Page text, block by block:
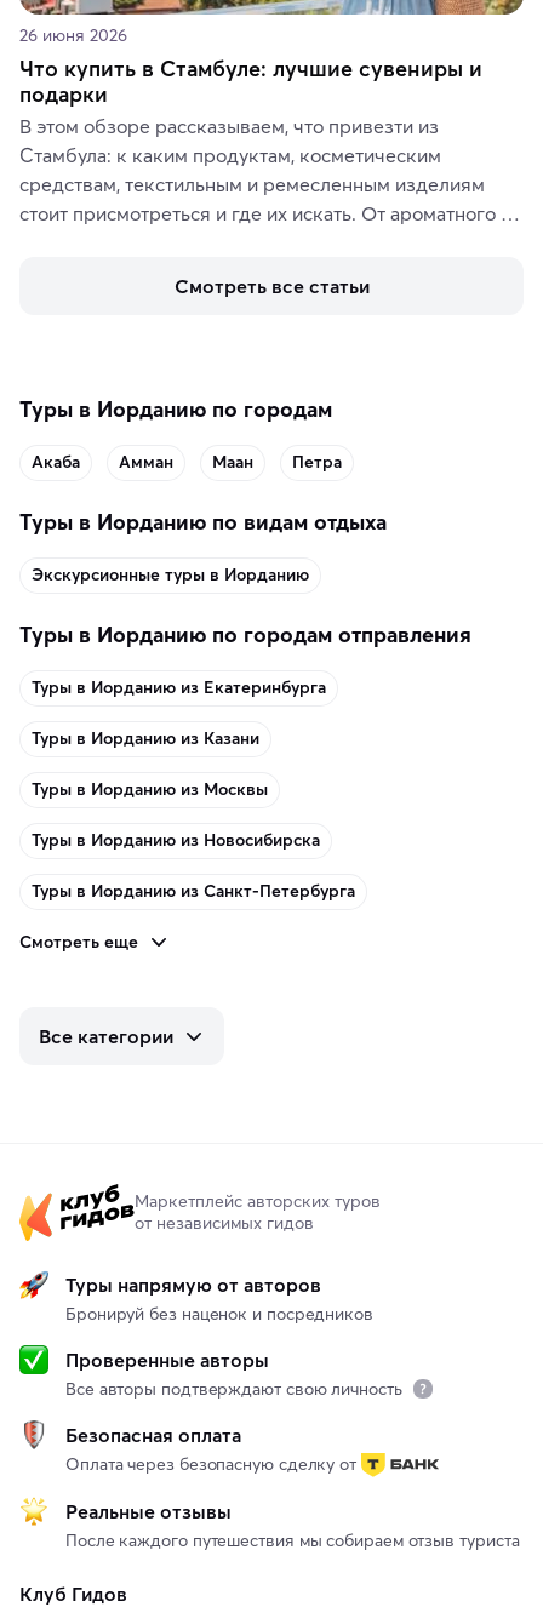
26 июня 2026
Что купить в Стамбуле: лучшие сувениры и
подарки
В этом обзоре рассказываем, что привезти из
Стамбула: к каким продуктам, косметическим
средствам, текстильным и ремесленным изделиям
стоит присмотреться и где их искать. От ароматного
аутентичных лавках — в подарок близким или себе на
Смотреть все статьи
Туры в Иорданию по городам
Акаба Амман Маан Петра
Туры в Иорданию по видам отдыха
Экскурсионные туры в Иорданию
Туры в Иорданию по городам отправления
Туры в Иорданию из Екатеринбурга
Туры в Иорданию из Казани
Туры в Иорданию из Москвы
Туры в Иорданию из Новосибирска
Туры в Иорданию из Санкт-Петербурга
Смотреть еще
Все категории
Маркетплейс авторских туров
от независимых гидов
Туры напрямую от авторов
Бронируй без наценок и посредников
Проверенные авторы
Все авторы подтверждают свою личность
Безопасная оплата
Оплата через безопасную сделку от
Реальные отзывы
После каждого путешествия мы собираем отзыв туриста
Клуб Гидов